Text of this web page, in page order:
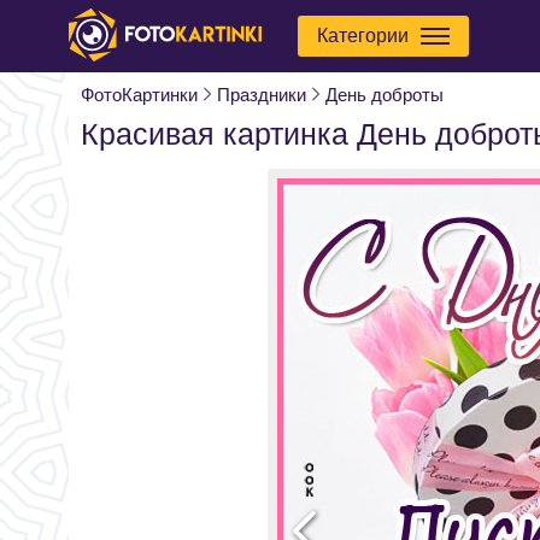
Категории
ФотоКартинки Праздники День доброты
Красивая картинка День